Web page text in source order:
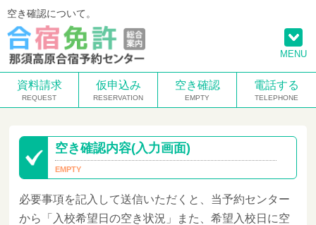
空き確認について。
資料請求 仮申込み 空き確認 電話する
空き確認内容(入力画面)
必要事項を記入して送信いただくと、当予約センター
から「入校希望日の空き状況」また、希望入校日に空
MENU